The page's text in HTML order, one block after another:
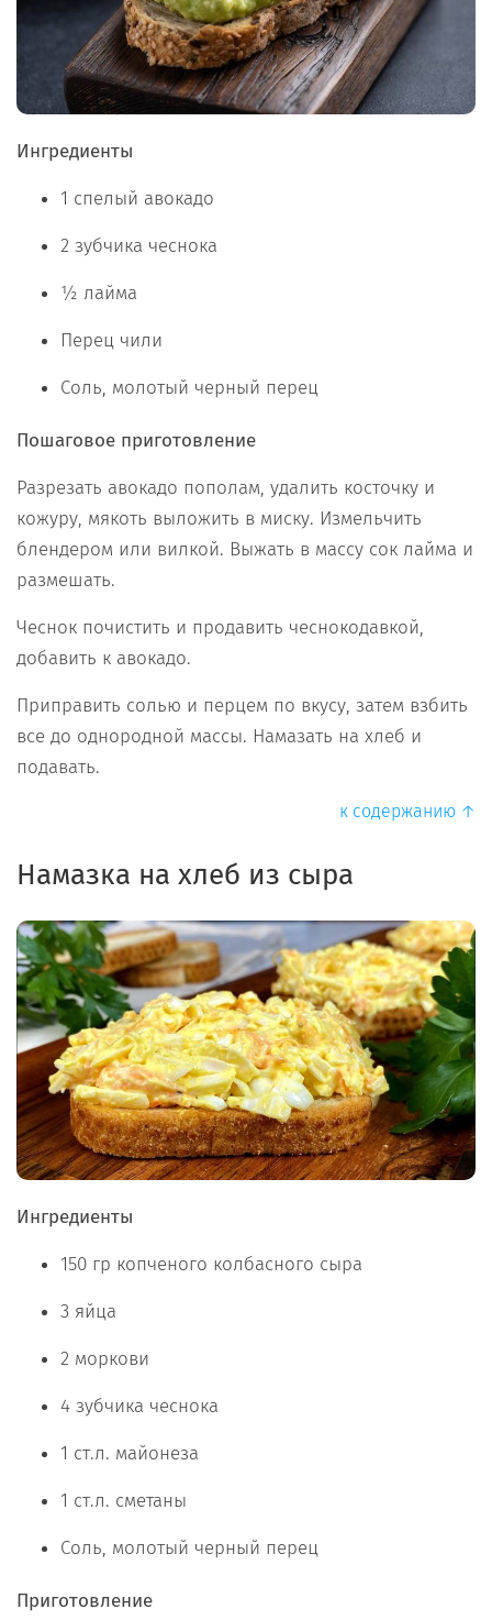
Ингредиенты
1 спелый авокадо
2 зубчика чеснока
½ лайма
Перец чили
Соль, молотый черный перец
Пошаговое приготовление
Разрезать авокадо пополам, удалить косточку и
кожуру, мякоть выложить в миску. Измельчить
блендером или вилкой. Выжать в массу сок лайма и
размешать.
Чеснок почистить и продавить чеснокодавкой,
добавить к авокадо.
Приправить солью и перцем по вкусу, затем взбить
все до однородной массы. Намазать на хлеб и
подавать.
к содержанию ↑
Намазка на хлеб из сыра
Ингредиенты
150 гр копченого колбасного сыра
3 яйца
2 моркови
4 зубчика чеснока
1 ст.л. майонеза
1 ст.л. сметаны
Соль, молотый черный перец
Приготовление